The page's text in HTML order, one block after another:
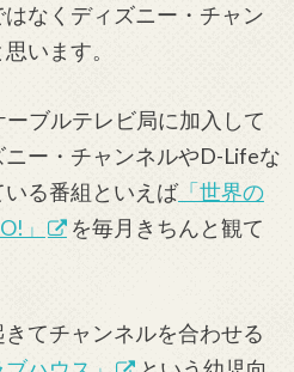
なくディズニー・チャン
います。
ーブルテレビ局に加入して
ー・チャンネルやD-Lifeな
る番組といえば「世界の
」
を毎月きちんと観て
てチャンネルを合わせる